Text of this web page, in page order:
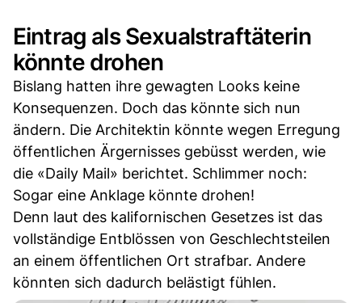
Eintrag als Sexualstraftäterin
könnte drohen
Bislang hatten ihre gewagten Looks keine
Konsequenzen. Doch das könnte sich nun
ändern. Die Architektin könnte wegen Erregung
öffentlichen Ärgernisses gebüsst werden, wie
die «Daily Mail» berichtet. Schlimmer noch:
Sogar eine Anklage könnte drohen!
Denn laut des kalifornischen Gesetzes ist das
vollständige Entblössen von Geschlechtsteilen
an einem öffentlichen Ort strafbar. Andere
könnten sich dadurch belästigt fühlen.